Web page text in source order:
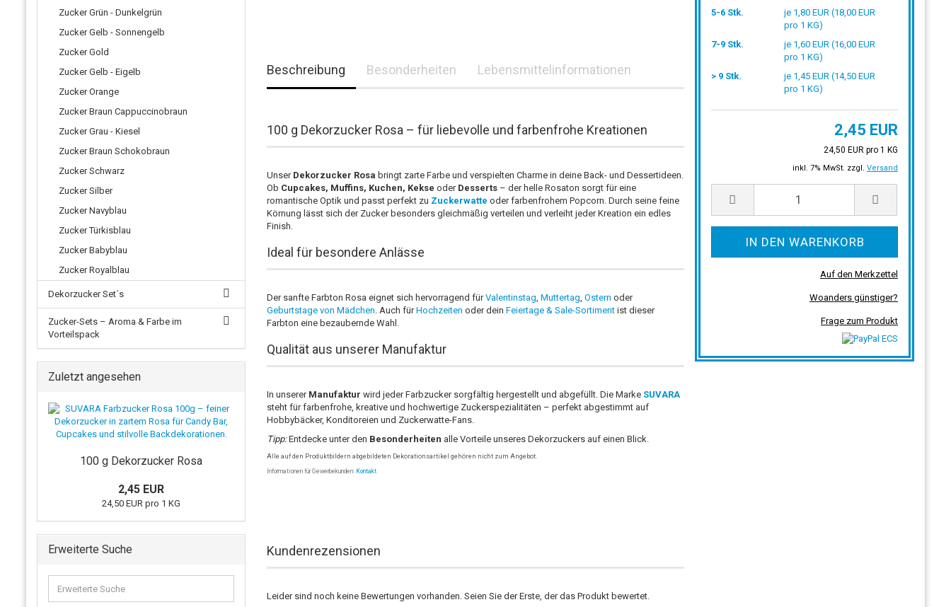
5-6 Stk.
je 1,80 EUR (18,00 EUR
pro 1 KG)
7-9 Stk.
je 1,60 EUR (16,00 EUR
pro 1 KG)
> 9 Stk.
je 1,45 EUR (14,50 EUR
pro 1 KG)
2,45 EUR
24,50 EUR pro 1 KG
inkl. 7% MwSt. zzgl. Versand
Auf den Merkzettel
Woanders günstiger?
Frage zum Produkt
Beschreibung Besonderheiten Lebensmittelinformationen
100 g Dekorzucker Rosa – für liebevolle und farbenfrohe Kreationen
Unser Dekorzucker Rosa bringt zarte Farbe und verspielten Charme in deine Back- und Dessertideen.
Ob Cupcakes, Muffins, Kuchen, Kekse oder Desserts – der helle Rosaton sorgt für eine
romantische Optik und passt perfekt zu Zuckerwatte oder farbenfrohem Popcorn. Durch seine feine
Körnung lässt sich der Zucker besonders gleichmäßig verteilen und verleiht jeder Kreation ein edles
Finish.
Ideal für besondere Anlässe
Der sanfte Farbton Rosa eignet sich hervorragend fürValentinstag, Muttertag, Ostern oder
Geburtstage von Mädchen. Auch fürHochzeiten oder dein Feiertage & Sale-Sortiment ist dieser
Farbton eine bezaubernde Wahl.
Qualität aus unserer Manufaktur
In unserer Manufaktur wird jeder Farbzucker sorgfältig hergestellt und abgefüllt. Die Marke SUVARA
steht für farbenfrohe, kreative und hochwertige Zuckerspezialitäten – perfekt abgestimmt auf
Hobbybäcker, Konditoreien und Zuckerwatte-Fans.
Tipp:Entdecke unter den Besonderheiten alle Vorteile unseres Dekorzuckers auf einen Blick.
Alle auf den Produktbildern abgebildeten Dekorationsartikel gehören nicht zum Angebot.
Informationen für Gewerbekunden: Kontakt.
Kundenrezensionen
Leider sind noch keine Bewertungen vorhanden. Seien Sie der Erste, der das Produkt bewertet.
Zucker Grün - Dunkelgrün
Zucker Gelb - Sonnengelb
Zucker Gold
Zucker Gelb - Eigelb
Zucker Orange
Zucker Braun Cappuccinobraun
Zucker Grau - Kiesel
Zucker Braun Schokobraun
Zucker Schwarz
Zucker Silber
Zucker Navyblau
Zucker Türkisblau
Zucker Babyblau
Zucker Royalblau
Dekorzucker Set´s
Zucker-Sets – Aroma & Farbe im
Vorteilspack
Zuletzt angesehen
100 g Dekorzucker Rosa
2,45 EUR
24,50 EUR pro 1 KG
Erweiterte Suche